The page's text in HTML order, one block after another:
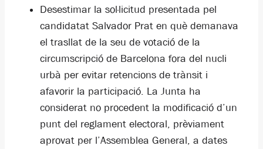
Desestimar la sol·licitud presentada pel
candidatat Salvador Prat en què demanava
el trasllat de la seu de votació de la
circumscripció de Barcelona fora del nucli
urbà per evitar retencions de trànsit i
afavorir la participació. La Junta ha
considerat no procedent la modificació d’un
punt del reglament electoral, prèviament
aprovat per l’Assemblea General, a dates